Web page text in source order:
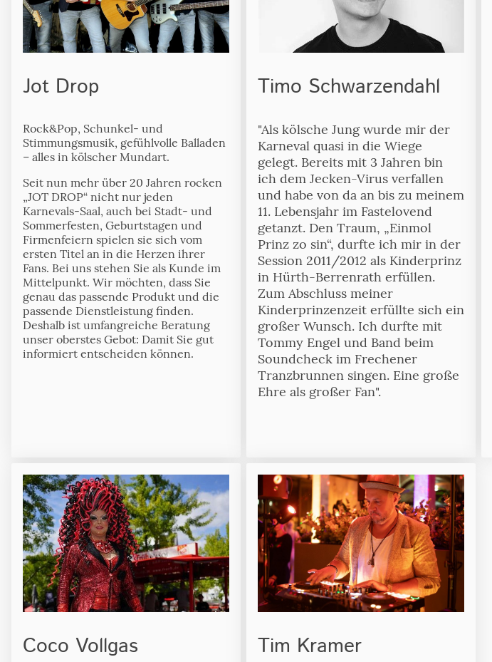
Jot Drop
Rock&Pop, Schunkel- und
Stimmungsmusik, gefühlvolle Balladen
– alles in kölscher Mundart.
Seit nun mehr über 20 Jahren rocken
„JOT DROP“ nicht nur jeden
Karnevals-Saal, auch bei Stadt- und
Sommerfesten, Geburtstagen und
Firmenfeiern spielen sie sich vom
ersten Titel an in die Herzen ihrer
Fans. Bei uns stehen Sie als Kunde im
Mittelpunkt. Wir möchten, dass Sie
genau das passende Produkt und die
passende Dienstleistung finden.
Deshalb ist umfangreiche Beratung
unser oberstes Gebot: Damit Sie gut
informiert entscheiden können.
Timo Schwarzendahl
"Als kölsche Jung wurde mir der
Karneval quasi in die Wiege
gelegt. Bereits mit 3 Jahren bin
ich dem Jecken-Virus verfallen
und habe von da an bis zu meinem
11. Lebensjahr im Fastelovend
getanzt. Den Traum, „Einmol
Prinz zo sin“, durfte ich mir in der
Session 2011/2012 als Kinderprinz
in Hürth-Berrenrath erfüllen.
Zum Abschluss meiner
Kinderprinzenzeit erfüllte sich ein
großer Wunsch. Ich durfte mit
Tommy Engel und Band beim
Soundcheck im Frechener
Tranzbrunnen singen. Eine große
Ehre als großer Fan".
Coco Vollgas Tim Kramer